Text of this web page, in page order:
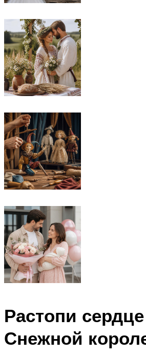
Растопи сердце
Снежной